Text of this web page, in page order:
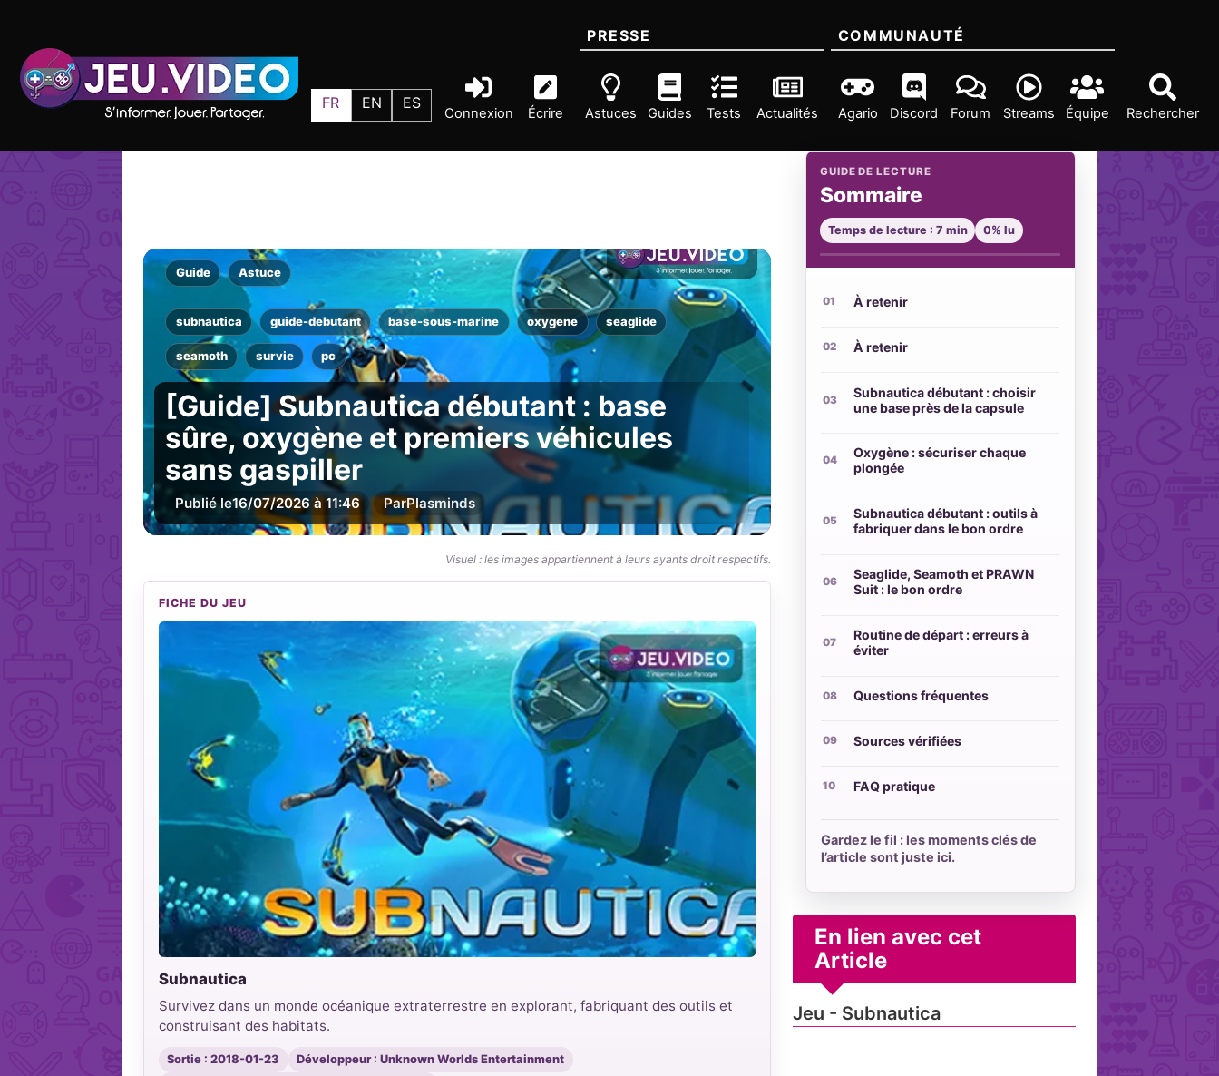
FR EN ES
Connexion Écrire Rechercher
PRESSE
Astuces Guides Tests Actualités
COMMUNAUTÉ
Agario Discord Forum Streams Équipe
Guide Astuce
subnautica guide-debutant base-sous-marine oxygene seaglide
seamoth survie pc
[Guide] Subnautica débutant : base
sûre, oxygène et premiers véhicules
sans gaspiller
Publié le16/07/2026 à 11:46 ParPlasminds
Visuel : les images appartiennent à leurs ayants droit respectifs.
FICHE DU JEU
Subnautica
Survivez dans un monde océanique extraterrestre en explorant, fabriquant des outils et
construisant des habitats.
Sortie : 2018-01-23
Développeur : Unknown Worlds Entertainment
GUIDE DE LECTURE
Sommaire
Temps de lecture : 7 min 0% lu
À retenir
À retenir
Subnautica débutant : choisir
une base près de la capsule
Oxygène : sécuriser chaque
plongée
Subnautica débutant : outils à
fabriquer dans le bon ordre
Seaglide, Seamoth et PRAWN
Suit : le bon ordre
Routine de départ : erreurs à
éviter
Questions fréquentes
Sources vérifiées
FAQ pratique
Gardez le fil : les moments clés de
l’article sont juste ici.
En lien avec cet
Article
Jeu - Subnautica